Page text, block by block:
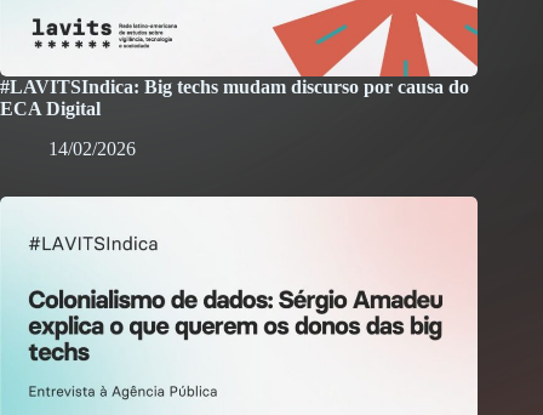
#LAVITSIndica: Big techs mudam discurso por causa do
ECA Digital
14/02/2026